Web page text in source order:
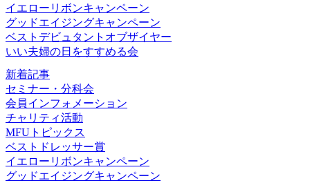
イエローリボンキャンペーン
グッドエイジングキャンペーン
ベストデビュタントオブザイヤー
いい夫婦の日をすすめる会
新着記事
セミナー・分科会
会員インフォメーション
チャリティ活動
MFUトピックス
ベストドレッサー賞
イエローリボンキャンペーン
グッドエイジングキャンペーン